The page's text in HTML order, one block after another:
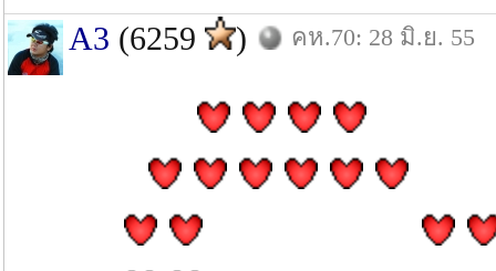
A3 (6259 ) คห.70: 28 มิ.ย. 55